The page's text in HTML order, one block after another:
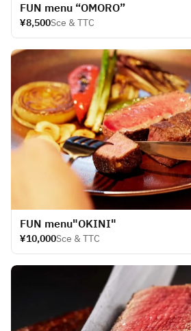
​FUN menu “OMORO”
¥8,500Sce & TTC
​FUN menu"OKINI"
¥10,000Sce & TTC